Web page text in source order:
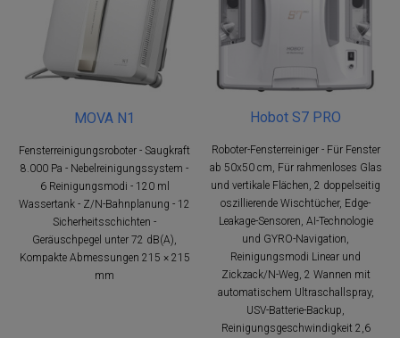
MOVA N1
Fensterreinigungsroboter - Saugkraft
8.000 Pa - Nebelreinigungssystem -
6 Reinigungsmodi - 120 ml
Wassertank - Z/N-Bahnplanung - 12
Sicherheitsschichten -
Geräuschpegel unter 72 dB(A),
Kompakte Abmessungen 215 × 215
mm
Hobot S7 PRO
Roboter-Fensterreiniger - Für Fenster
ab 50x50 cm, Für rahmenloses Glas
und vertikale Flächen, 2 doppelseitig
oszillierende Wischtücher, Edge-
Leakage-Sensoren, AI-Technologie
und GYRO-Navigation,
Reinigungsmodi Linear und
Zickzack/N-Weg, 2 Wannen mit
automatischem Ultraschallspray,
USV-Batterie-Backup,
Reinigungsgeschwindigkeit 2,6